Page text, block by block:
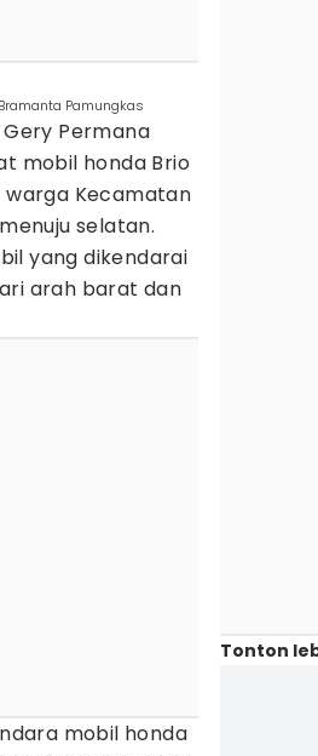
Pamungkas
Permana
mobil honda Brio
warga Kecamatan
selatan.
yang dikendarai
arah barat dan
mobil honda
Tonton